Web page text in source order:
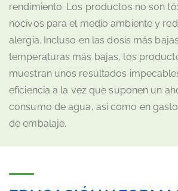
rendimiento. Los productos no son
nocivos para el medio ambiente y
alergia. Incluso en las dosis más
temperaturas más bajas, los
muestran unos resultados
eficiencia a la vez que suponen un
consumo de agua, así como en
de embalaje.